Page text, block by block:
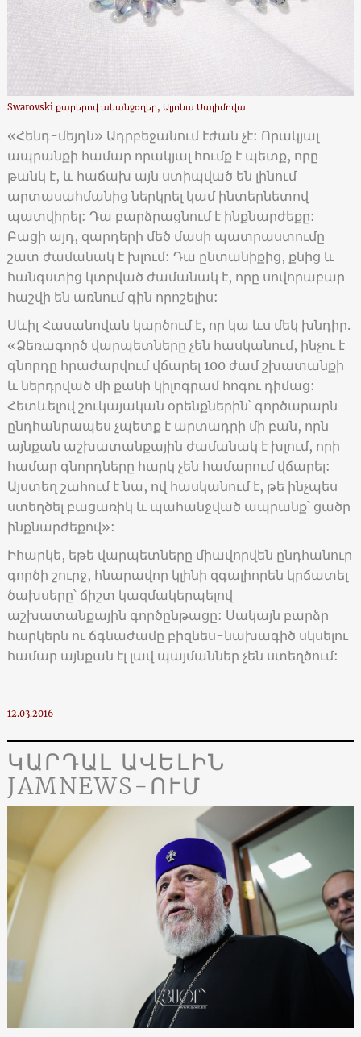
Swarovski քարերով ականջօղեր, Ալյոնա Սալիմովա
«Հենդ-մեյդն» Ադրբեջանում էժան չէ: Որակյալ
ապրանքի համար որակյալ հումք է պետք, որը
թանկ է, և հաճախ այն ստիպված են լինում
արտասահմանից ներկրել կամ ինտերնետով
պատվիրել: Դա բարձրացնում է ինքնարժեքը:
Բացի այդ, զարդերի մեծ մասի պատրաստումը
շատ ժամանակ է խլում: Դա ընտանիքից, քնից և
հանգստից կտրված ժամանակ է, որը սովորաբար
հաշվի են առնում գին որոշելիս:
Սևիլ Հասանովան կարծում է, որ կա ևս մեկ խնդիր.
«Ձեռագործ վարպետները չեն հասկանում, ինչու է
գնորդը հրաժարվում վճարել 100 ժամ շխատանքի
և ներդրված մի քանի կիլոգրամ հոգու դիմաց:
Հետևելով շուկայական օրենքներին՝ գործարարն
ընդհանրապես չպետք է արտադրի մի բան, որն
այնքան աշխատանքային ժամանակ է խլում, որի
համար գնորդները հարկ չեն համարում վճարել:
Այստեղ շահում է նա, ով հասկանում է, թե ինչպես
ստեղծել բացառիկ և պահանջված ապրանք՝ ցածր
ինքնարժեքով»:
Իհարկե, եթե վարպետները միավորվեն ընդհանուր
գործի շուրջ, հնարավոր կլինի զգալիորեն կրճատել
ծախսերը՝ ճիշտ կազմակերպելով
աշխատանքային գործընթացը: Սակայն բարձր
հարկերն ու ճգնաժամը բիզնես-նախագիծ սկսելու
համար այնքան էլ լավ պայմաններ չեն ստեղծում:
12.03.2016
ԿԱՐԴԱԼ ԱՎԵԼԻՆ
JAMNEWS-ՈՒՄ